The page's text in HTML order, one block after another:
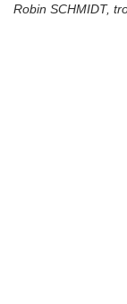
Robin SCHMIDT,